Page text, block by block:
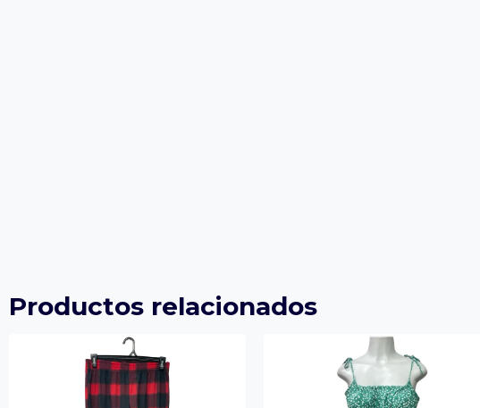
Productos relacionados